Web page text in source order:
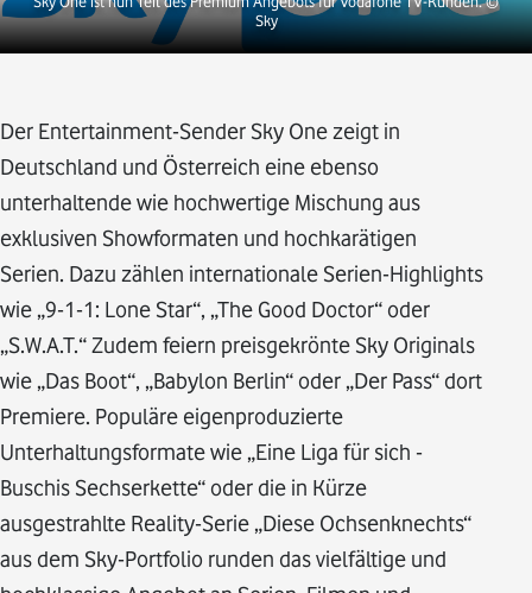
Sky
Der Entertainment-Sender Sky One zeigt in
Deutschland und Österreich eine ebenso
unterhaltende wie hochwertige Mischung aus
exklusiven Showformaten und hochkarätigen
Serien. Dazu zählen internationale Serien-Highlights
wie „9-1-1: Lone Star“, „The Good Doctor“ oder
„S.W.A.T.“ Zudem feiern preisgekrönte Sky Originals
wie „Das Boot“, „Babylon Berlin“ oder „Der Pass“ dort
Premiere. Populäre eigenproduzierte
Unterhaltungsformate wie „Eine Liga für sich -
Buschis Sechserkette“ oder die in Kürze
ausgestrahlte Reality-Serie „Diese Ochsenknechts“
aus dem Sky-Portfolio runden das vielfältige und